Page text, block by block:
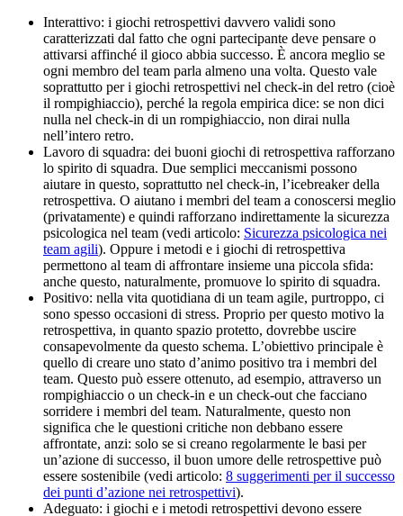
Interattivo: i giochi retrospettivi davvero validi sono
caratterizzati dal fatto che ogni partecipante deve pensare o
attivarsi affinché il gioco abbia successo. È ancora meglio se
ogni membro del team parla almeno una volta. Questo vale
soprattutto per i giochi retrospettivi nel check-in del retro (cioè
il rompighiaccio), perché la regola empirica dice: se non dici
nulla nel check-in di un rompighiaccio, non dirai nulla
nell’intero retro.
Lavoro di squadra: dei buoni giochi di retrospettiva rafforzano
lo spirito di squadra. Due semplici meccanismi possono
aiutare in questo, soprattutto nel check-in, l’icebreaker della
retrospettiva. O aiutano i membri del team a conoscersi meglio
(privatamente) e quindi rafforzano indirettamente la sicurezza
psicologica nel team (vedi articolo: Sicurezza psicologica nei
team agili). Oppure i metodi e i giochi di retrospettiva
permettono al team di affrontare insieme una piccola sfida:
anche questo, naturalmente, promuove lo spirito di squadra.
Positivo: nella vita quotidiana di un team agile, purtroppo, ci
sono spesso occasioni di stress. Proprio per questo motivo la
retrospettiva, in quanto spazio protetto, dovrebbe uscire
consapevolmente da questo schema. L’obiettivo principale è
quello di creare uno stato d’animo positivo tra i membri del
team. Questo può essere ottenuto, ad esempio, attraverso un
rompighiaccio o un check-in e un check-out che facciano
sorridere i membri del team. Naturalmente, questo non
significa che le questioni critiche non debbano essere
affrontate, anzi: solo se si creano regolarmente le basi per
un’azione di successo, il buon umore delle retrospettive può
essere sostenibile (vedi articolo: 8 suggerimenti per il successo
dei punti d’azione nei retrospettivi).
Adeguato: i giochi e i metodi retrospettivi devono essere